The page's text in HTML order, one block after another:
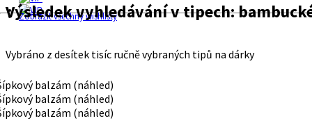
Zobrazit všechny wishlisty
Výsledek vyhledávání v tipech:
Vybráno z desítek tisíc ručně vybraných tipů na dárky